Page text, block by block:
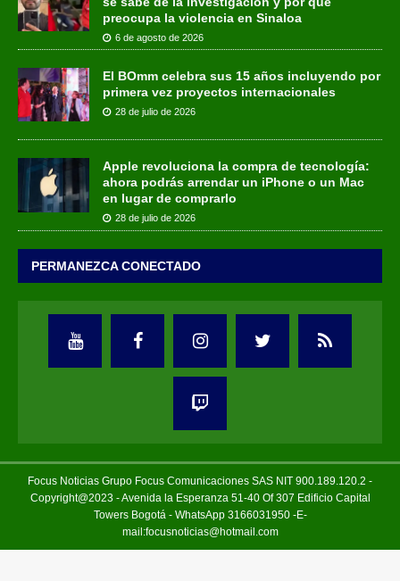
preocupa la violencia en Sinaloa
6 de agosto de 2026
El BOmm celebra sus 15 años incluyendo por
primera vez proyectos internacionales
28 de julio de 2026
Apple revoluciona la compra de tecnología:
ahora podrás arrendar un iPhone o un Mac
en lugar de comprarlo
28 de julio de 2026
PERMANEZCA CONECTADO
Focus Noticias Grupo Focus Comunicaciones SAS NIT 900.189.120.2 -
Copyright@2023 - Avenida la Esperanza 51-40 Of 307 Edificio Capital
Towers Bogotá - WhatsApp 3166031950 -E-
mail:focusnoticias@hotmail.com